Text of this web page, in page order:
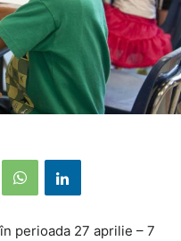
perioada 27 aprilie – 7